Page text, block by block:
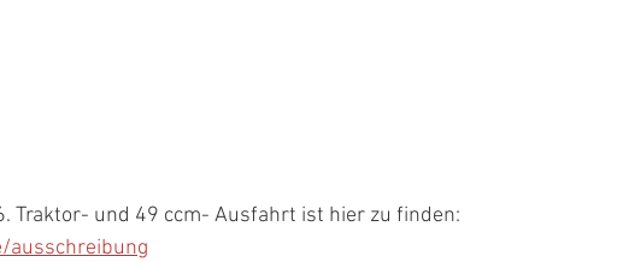
Traktor- und 49 ccm- Ausfahrt ist hier zu finden:
ausschreibung